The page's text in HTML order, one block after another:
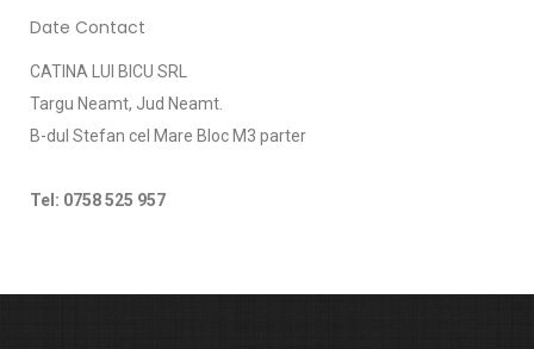
Date Contact
CATINA LUI BICU SRL
Targu Neamt, Jud Neamt.
B-dul Stefan cel Mare Bloc M3 parter
Tel: 0758 525 957